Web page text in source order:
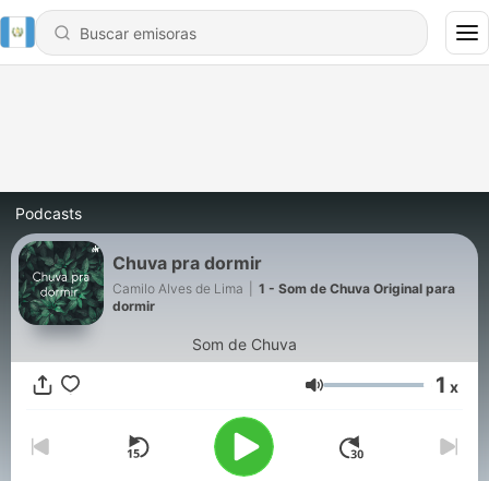
Podcasts
Chuva pra dormir
Camilo Alves de Lima
1 - Som de Chuva Original para
dormir
Som de Chuva
Volumen 1 x